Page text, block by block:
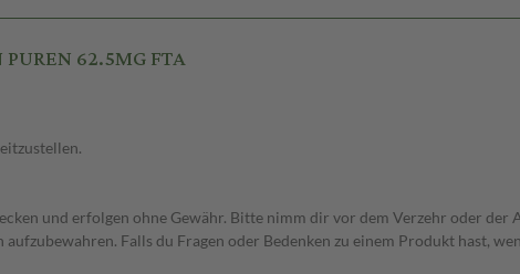
62.5MG FTA
und erfolgen ohne Gewähr. Bitte nimm dir vor dem Verzehr oder
Falls du Fragen oder Bedenken zu einem Produkt hast,